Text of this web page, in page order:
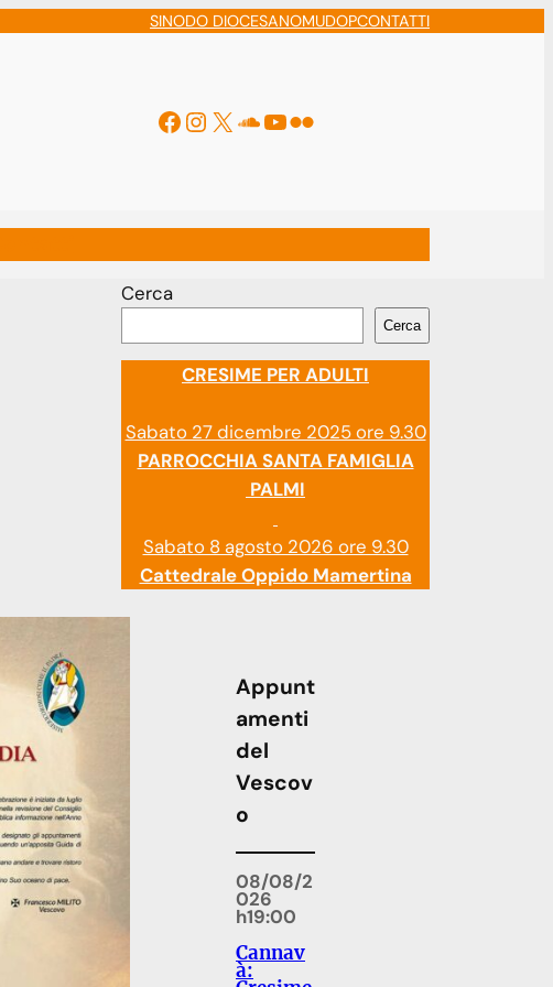
SINODO DIOCESANOMUDOPCONTATTI
Facebook
Instagram
X Soundcloud
YouTube
Flickr
Cerca
Cerca
CRESIME PER ADULTI
Sabato 27 dicembre 2025 ore 9.30
PARROCCHIA SANTA FAMIGLIA
PALMI
Sabato 8 agosto 2026 ore 9.30
Cattedrale Oppido Mamertina
Appunt
amenti
del
Vescov
o
08/08/2
026
h19:00
Cannav
à: